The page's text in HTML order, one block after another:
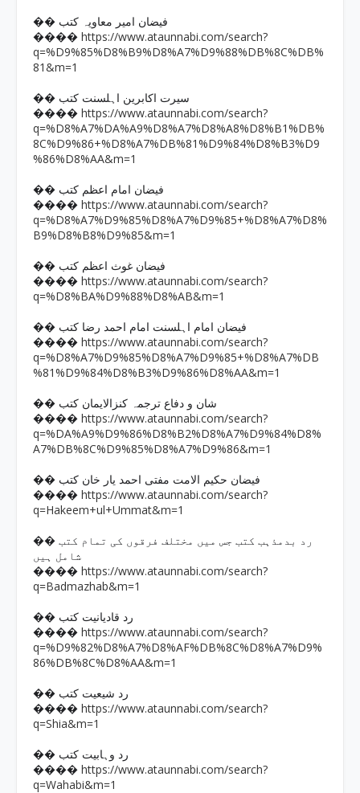
�� فیضان امیر معاویہ کتب
���� https://www.ataunnabi.com/search?
q=%D9%85%D8%B9%D8%A7%D9%88%DB%8C%DB%
81&m=1
�� سیرت اکابرین اہلسنت کتب
���� https://www.ataunnabi.com/search?
q=%D8%A7%DA%A9%D8%A7%D8%A8%D8%B1%DB%
8C%D9%86+%D8%A7%DB%81%D9%84%D8%B3%D9
%86%D8%AA&m=1
�� فیضان امام اعظم کتب
���� https://www.ataunnabi.com/search?
q=%D8%A7%D9%85%D8%A7%D9%85+%D8%A7%D8%
B9%D8%B8%D9%85&m=1
�� فیضان غوث اعظم کتب
���� https://www.ataunnabi.com/search?
q=%D8%BA%D9%88%D8%AB&m=1
�� فیضان امام اہلسنت امام احمد رضا کتب
���� https://www.ataunnabi.com/search?
q=%D8%A7%D9%85%D8%A7%D9%85+%D8%A7%DB
%81%D9%84%D8%B3%D9%86%D8%AA&m=1
�� شان و دفاع ترجمہ کنزالایمان کتب
���� https://www.ataunnabi.com/search?
q=%DA%A9%D9%86%D8%B2%D8%A7%D9%84%D8%
A7%DB%8C%D9%85%D8%A7%D9%86&m=1
�� فیضان حکیم الامت مفتی احمد یار خان کتب
���� https://www.ataunnabi.com/search?
q=Hakeem+ul+Ummat&m=1
�� رد بدمذہب کتب جس میں مختلف فرقوں کی تمام کتب
شامل ہیں
���� https://www.ataunnabi.com/search?
q=Badmazhab&m=1
�� رد قادیانیت کتب
���� https://www.ataunnabi.com/search?
q=%D9%82%D8%A7%D8%AF%DB%8C%D8%A7%D9%
86%DB%8C%D8%AA&m=1
�� رد شیعیت کتب
���� https://www.ataunnabi.com/search?
q=Shia&m=1
�� رد وہابیت کتب
���� https://www.ataunnabi.com/search?
q=Wahabi&m=1